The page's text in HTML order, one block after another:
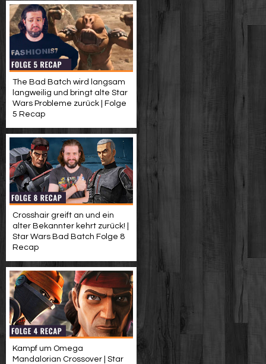
The Bad Batch wird langsam
langweilig und bringt alte Star
Wars Probleme zurück | Folge
5 Recap
Crosshair greift an und ein
alter Bekannter kehrt zurück! |
Star Wars Bad Batch Folge 8
Recap
Kampf um Omega
Mandalorian Crossover | Star